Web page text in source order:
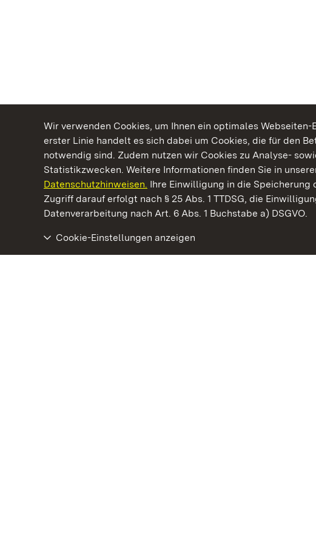
Wir verwenden Cookies, um Ihnen ein optimales Webseiten-
erster Linie handelt es sich dabei um Cookies, die für den
notwendig sind. Zudem nutzen wir Cookies zu Analyse-
Statistikzwecken. Weitere Informationen finden Sie in
Datenschutzhinweisen. Ihre Einwilligung in die Speicherung
Zugriff darauf erfolgt nach § 25 Abs. 1 TTDSG, die
Datenverarbeitung nach Art. 6 Abs. 1 Buchstabe a) DSGVO.
Cookie-Einstellungen anzeigen
Kommen. Staunen. Genießen.